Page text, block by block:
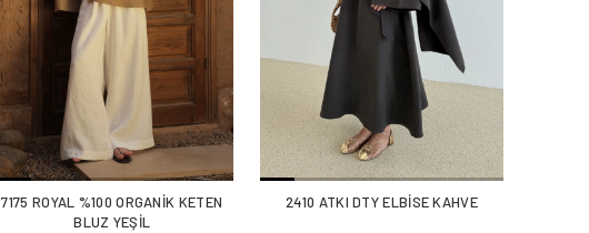
7175 ROYAL %100 ORGANİK KETEN
BLUZ YEŞİL
2410 ATKI DTY ELBİSE KAHVE